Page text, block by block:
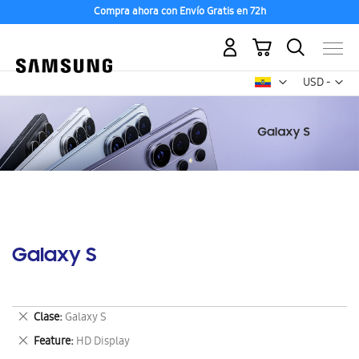
Compra ahora con Envío Gratis en 72h
USD -
dólar
Mi carrito
Galaxy S
Clase Galaxy S
Eliminar
este
artículo
Feature HD Display
Eliminar